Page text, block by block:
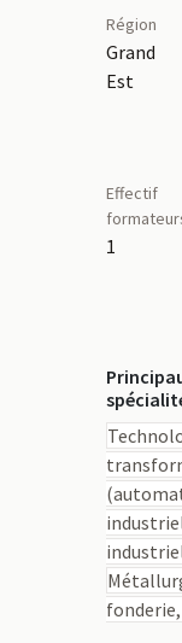
Région
Grand
Est
Effectif
1